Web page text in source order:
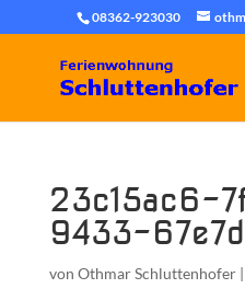
08362-923030
23c15ac6-
9433-
von Othmar Schluttenhofer|